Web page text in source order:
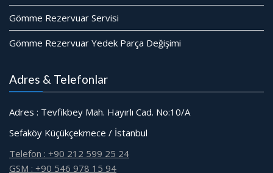
Gömme Rezervuar Servisi
Gömme Rezervuar Yedek Parça Değişimi
Adres & Telefonlar
Adres : Tevfikbey Mah. Hayırlı Cad. No:10/A
Sefaköy Küçükçekmece / İstanbul
Telefon : +90 212 599 25 24
GSM : +90 546 978 15 94